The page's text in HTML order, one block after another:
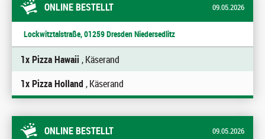
ONLINE BESTELLT 09.05.2026
Lockwitztalstraße, 01259 Dresden Niedersedlitz
1x Pizza Hawaii , Käserand
1x Pizza Holland , Käserand
ONLINE BESTELLT 09.05.2026